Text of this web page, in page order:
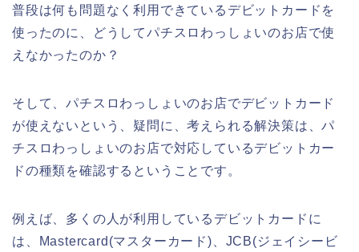
普段は何も問題なく利用できているデビットカードを
使ったのに、どうしてパチスロわっしょいのお店で使
えなかったのか？
そして、パチスロわっしょいのお店でデビットカード
が使えないという、疑問に、考えられる解決策は、パ
チスロわっしょいのお店で対応しているデビットカー
ドの種類を確認するということです。
例えば、多くの人が利用しているデビットカードに
は、Mastercard(マスターカード)、JCB(ジェイシービ